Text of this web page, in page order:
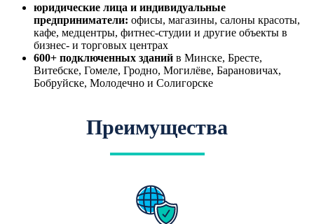
юридические лица и индивидуальные
предприниматели: офисы, магазины, салоны красоты,
кафе, медцентры, фитнес-студии и другие объекты в
бизнес- и торговых центрах
600+ подключенных зданий в Минске, Бресте,
Витебске, Гомеле, Гродно, Могилёве, Барановичах,
Бобруйске, Молодечно и Солигорске
Преимущества